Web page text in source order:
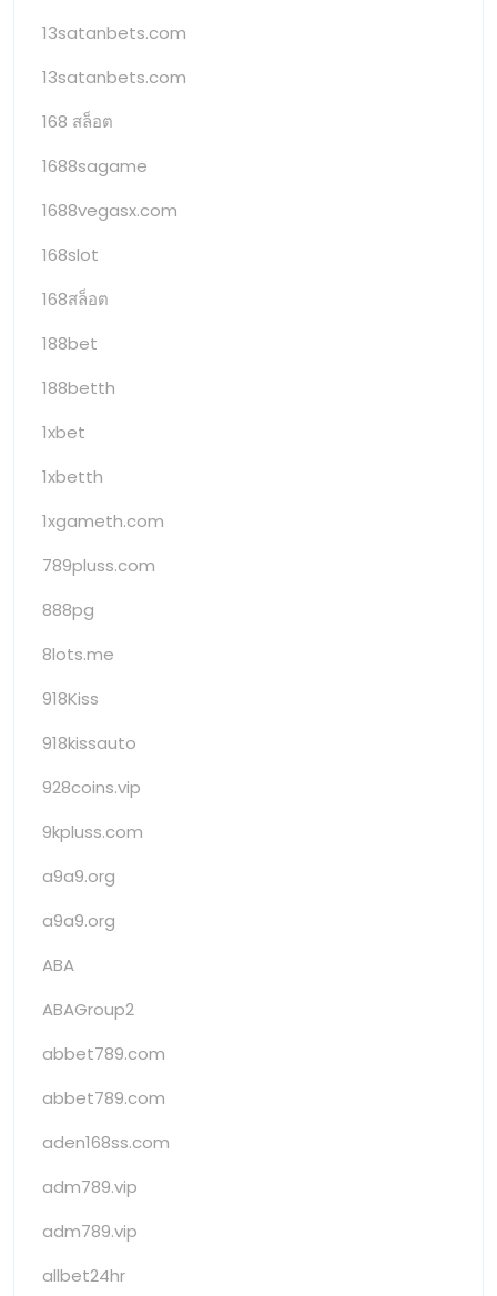
13satanbets.com
13satanbets.com
168 สล็อต
1688sagame
1688vegasx.com
168slot
168สล็อต
188bet
188betth
1xbet
1xbetth
1xgameth.com
789pluss.com
888pg
8lots.me
918Kiss
918kissauto
928coins.vip
9kpluss.com
a9a9.org
a9a9.org
ABA
ABAGroup2
abbet789.com
abbet789.com
aden168ss.com
adm789.vip
adm789.vip
allbet24hr